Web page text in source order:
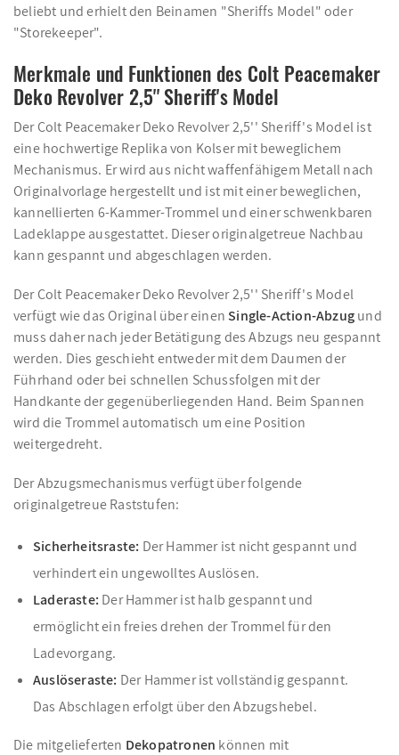
beliebt und erhielt den Beinamen "Sheriffs Model" oder
"Storekeeper".
Merkmale und Funktionen des Colt Peacemaker
Deko Revolver 2,5'' Sheriff's Model
Der Colt Peacemaker Deko Revolver 2,5'' Sheriff's Model ist
eine hochwertige Replika von Kolser mit beweglichem
Mechanismus. Er wird aus nicht waffenfähigem Metall nach
Originalvorlage hergestellt und ist mit einer beweglichen,
kannellierten 6-Kammer-Trommel und einer schwenkbaren
Ladeklappe ausgestattet. Dieser originalgetreue Nachbau
kann gespannt und abgeschlagen werden.
Der Colt Peacemaker Deko Revolver 2,5'' Sheriff's Model
verfügt wie das Original über einenSingle-Action-Abzugund
muss daher nach jeder Betätigung des Abzugs neu gespannt
werden. Dies geschieht entweder mit dem Daumen der
Führhand oder bei schnellen Schussfolgen mit der
Handkante der gegenüberliegenden Hand. Beim Spannen
wird die Trommel automatisch um eine Position
weitergedreht.
Der Abzugsmechanismus verfügt über folgende
originalgetreue Raststufen:
Sicherheitsraste: Der Hammer ist nicht gespannt und
verhindert ein ungewolltes Auslösen.
Laderaste: Der Hammer ist halb gespannt und
ermöglicht ein freies drehen der Trommel für den
Ladevorgang.
Auslöseraste: Der Hammer ist vollständig gespannt.
Das Abschlagen erfolgt über den Abzugshebel.
Die mitgelieferten Dekopatronen können mit